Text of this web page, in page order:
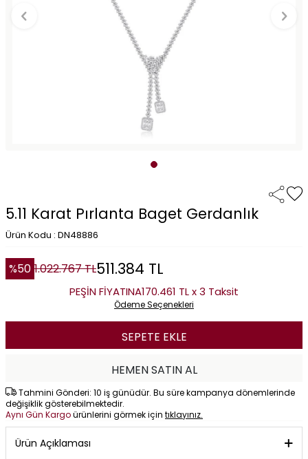
5.11 Karat Pırlanta Baget Gerdanlık
Ürün Kodu : DN48886
%50 1.022.767TL511.384 TL
PEŞİN FİYATINA170.461 TL x 3 Taksit
Ödeme Seçenekleri
SEPETE EKLE
HEMEN SATIN AL
Tahmini Gönderi: 10 iş günüdür. Bu süre kampanya dönemlerinde
değişiklik gösterebilmektedir.
Aynı Gün Kargoürünlerini görmek için tıklayınız.
Ürün Açıklaması